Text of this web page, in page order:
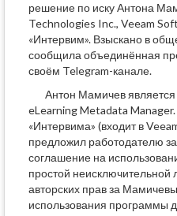
решение по иску Антона
Technologies Inc., Veeam
«Интервим». Взыскано в
сообщила объединённая
своём Telegram-канале.
Антон Мамичев
eLearning Metadata
«Интервима» (входит в
предложил работодателю
соглашение на
простой неисключительной
авторских прав за
использования программы